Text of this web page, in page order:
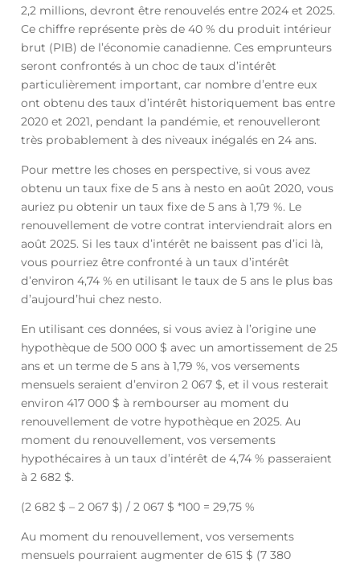
2,2 millions, devront être renouvelés entre 2024 et 2025.
Ce chiffre représente près de 40 % du produit intérieur
brut (PIB) de l’économie canadienne. Ces emprunteurs
seront confrontés à un choc de taux d’intérêt
particulièrement important, car nombre d’entre eux
ont obtenu des taux d’intérêt historiquement bas entre
2020 et 2021, pendant la pandémie, et renouvelleront
très probablement à des niveaux inégalés en 24 ans.
Pour mettre les choses en perspective, si vous avez
obtenu un taux fixe de 5 ans à nesto en août 2020, vous
auriez pu obtenir un taux fixe de 5 ans à 1,79 %. Le
renouvellement de votre contrat interviendrait alors en
août 2025. Si les taux d’intérêt ne baissent pas d’ici là,
vous pourriez être confronté à un taux d’intérêt
d’environ 4,74 % en utilisant le taux de 5 ans le plus bas
d’aujourd’hui chez nesto.
En utilisant ces données, si vous aviez à l’origine une
hypothèque de 500 000 $ avec un amortissement de 25
ans et un terme de 5 ans à 1,79 %, vos versements
mensuels seraient d’environ 2 067 $, et il vous resterait
environ 417 000 $ à rembourser au moment du
renouvellement de votre hypothèque en 2025. Au
moment du renouvellement, vos versements
hypothécaires à un taux d’intérêt de 4,74 % passeraient
à 2 682 $.
(2 682 $ – 2 067 $) / 2 067 $ *100 = 29,75 %
Au moment du renouvellement, vos versements
mensuels pourraient augmenter de 615 $ (7 380